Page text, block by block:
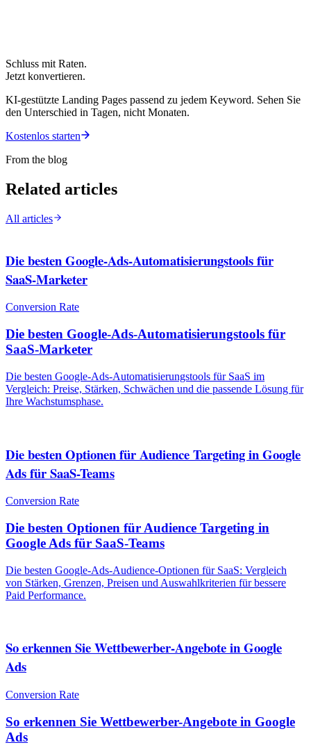
Schluss mit Raten.
Jetzt konvertieren.
KI-gestützte Landing Pages passend zu jedem Keyword. Sehen Sie
den Unterschied in Tagen, nicht Monaten.
Kostenlos starten
From the blog
Related articles
All articles
Die besten Google-Ads-Automatisierungstools für
SaaS-Marketer
Conversion Rate
Die besten Google-Ads-Automatisierungstools für
SaaS-Marketer
Die besten Google-Ads-Automatisierungstools für SaaS im
Vergleich: Preise, Stärken, Schwächen und die passende Lösung für
Ihre Wachstumsphase.
Die besten Optionen für Audience Targeting in Google
Ads für SaaS-Teams
Conversion Rate
Die besten Optionen für Audience Targeting in
Google Ads für SaaS-Teams
Die besten Google-Ads-Audience-Optionen für SaaS: Vergleich
von Stärken, Grenzen, Preisen und Auswahlkriterien für bessere
Paid Performance.
So erkennen Sie Wettbewerber-Angebote in Google
Ads
Conversion Rate
So erkennen Sie Wettbewerber-Angebote in Google
Ads